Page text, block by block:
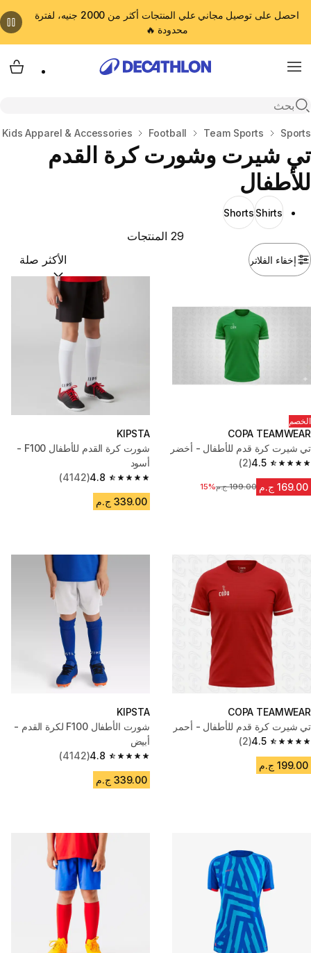
احصل على توصيل مجاني علي المنتجات أكثر من 2000 جنيه، لفترة
محدودة 🔥
Menu
Open search
المنزل
Sports
Team Sports
Football
Kids Apparel & Accessories
تي شيرت وشورت كرة القدم
للأطفال
Shirts
Shorts
إخفاء الفلاتر
29 المنتجات
ترتيب حسب:
الخصم
COPA TEAMWEAR
تي شيرت كرة قدم للأطفال - أخضر
4.5
4.5 out of 5 stars from 2 reviews
(2)
169.00 ج.م السعر قبل التخفيض
199.00 ج.م 15%
KIPSTA
شورت كرة القدم للأطفال F100 -
أسود
4.8
4.8 out of 5 stars from 4142 reviews
(4142)
339.00 ج.م
COPA TEAMWEAR
تي شيرت كرة قدم للأطفال - أحمر
4.5
4.5 out of 5 stars from 2 reviews
(2)
199.00 ج.م
KIPSTA
شورت الأطفال F100 لكرة القدم -
أبيض
4.8
4.8 out of 5 stars from 4142 reviews
(4142)
339.00 ج.م